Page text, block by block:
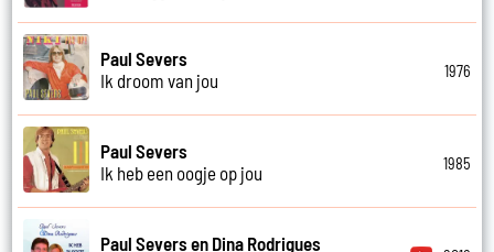
Paul Severs
Ik droom van jou
1976
Paul Severs
Ik heb een oogje op jou
1985
Paul Severs en Dina Rodrigues